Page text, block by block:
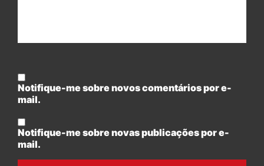
Notifique-me sobre novos comentários por e-
mail.
Notifique-me sobre novas publicações por e-
mail.